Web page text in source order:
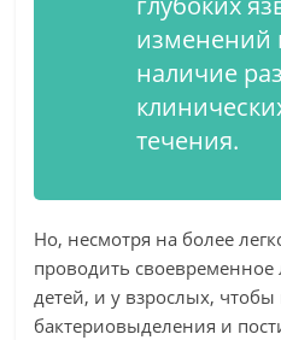
изменений
наличие
течения.
Но, несмотря на более
проводить
детей, и у взрослых,
бактериовыделения и